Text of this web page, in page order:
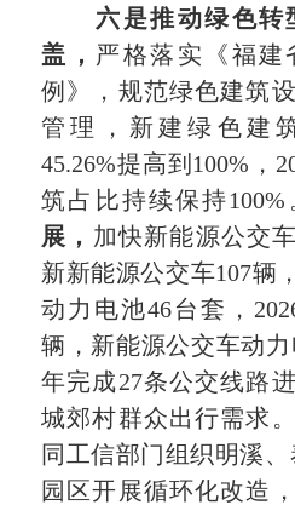
六是推动绿色转
盖， 严格落实《福建
例》，规范绿色建筑
管理，新建绿色建
45.26%提高到100%，
筑占比持续保持100%
展， 加快新能源公交
新新能源公交车107辆
动力电池46台套，
辆，新能源公交车动力
年完成27条公交线路
城郊村群众出行需求。
同工信部门组织明溪
园区开展循环化改造